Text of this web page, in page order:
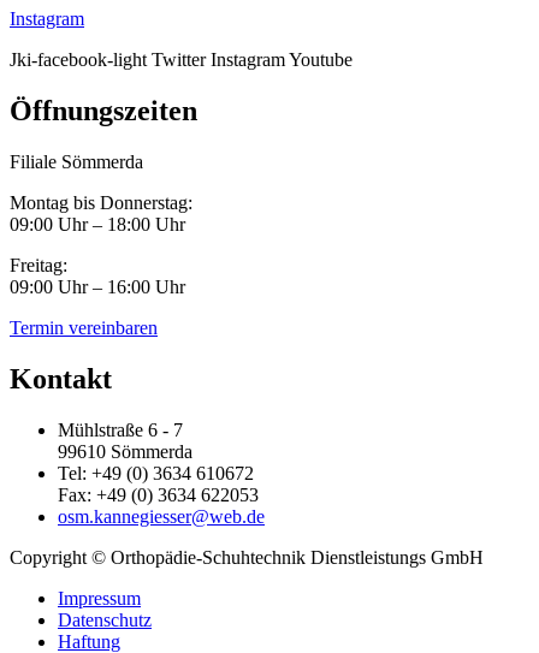
Instagram
Jki-facebook-light Twitter InstagramYoutube
Öffnungszeiten
Filiale Sömmerda
Montag bis Donnerstag:
09:00 Uhr – 18:00 Uhr
Freitag:
09:00 Uhr – 16:00 Uhr
Termin vereinbaren
Kontakt
Mühlstraße 6 - 7
99610 Sömmerda
Tel: +49 (0) 3634 610672
Fax: +49 (0) 3634 622053
osm.kannegiesser@web.de
Copyright © Orthopädie-Schuhtechnik Dienstleistungs GmbH
Impressum
Datenschutz
Haftung